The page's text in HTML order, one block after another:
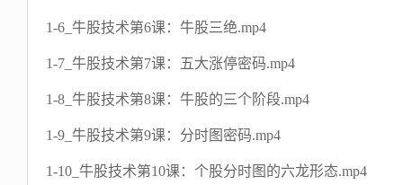
1-6_牛股技术第6课：牛股三绝.mp4
1-7_牛股技术第7课：五大涨停密码.mp4
1-8_牛股技术第8课：牛股的三个阶段.mp4
1-9_牛股技术第9课：分时图密码.mp4
1-10_牛股技术第10课：个股分时图的六龙形态.mp4